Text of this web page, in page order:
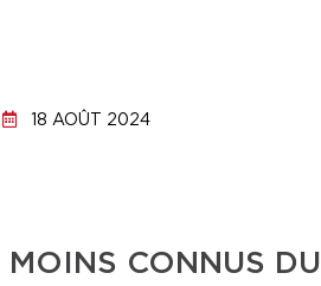
18 AOÛT 2024
MOINS CONNUS DU